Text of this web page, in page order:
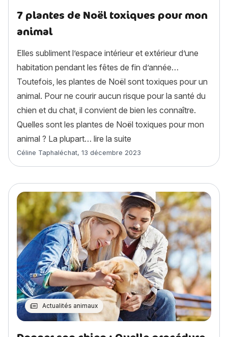
7 plantes de Noël toxiques pour mon
animal
Elles subliment l’espace intérieur et extérieur d’une
habitation pendant les fêtes de fin d’année…
Toutefois, les plantes de Noël sont toxiques pour un
animal. Pour ne courir aucun risque pour la santé du
chien et du chat, il convient de bien les connaître.
Quelles sont les plantes de Noël toxiques pour mon
animal ? La plupart… lire la suite
Article rédigé par
Céline Taphaléchat, 13 décembre 2023
Actualités animaux